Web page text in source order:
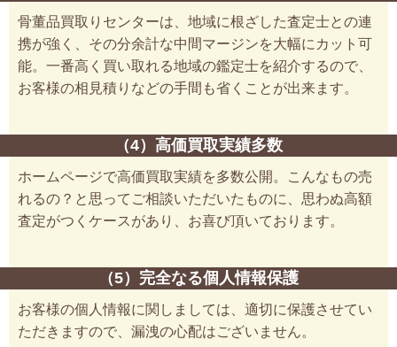
骨董品買取りセンターは、地域に根ざした査定士との連
携が強く、その分余計な中間マージンを大幅にカット可
能。一番高く買い取れる地域の鑑定士を紹介するので、
お客様の相見積りなどの手間も省くことが出来ます。
（4）高価買取実績多数
ホームページで高価買取実績を多数公開。こんなもの売
れるの？と思ってご相談いただいたものに、思わぬ高額
査定がつくケースがあり、お喜び頂いております。
（5）完全なる個人情報保護
お客様の個人情報に関しましては、適切に保護させてい
ただきますので、漏洩の心配はございません。